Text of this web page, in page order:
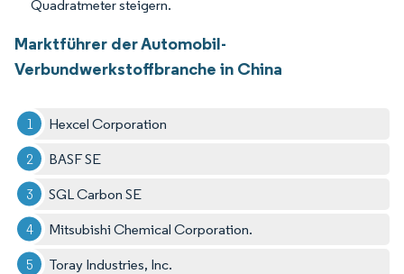
Quadratmeter steigern.
Marktführer der Automobil-
Verbundwerkstoffbranche in China
Hexcel Corporation
BASF SE
SGL Carbon SE
Mitsubishi Chemical Corporation.
Toray Industries, Inc.